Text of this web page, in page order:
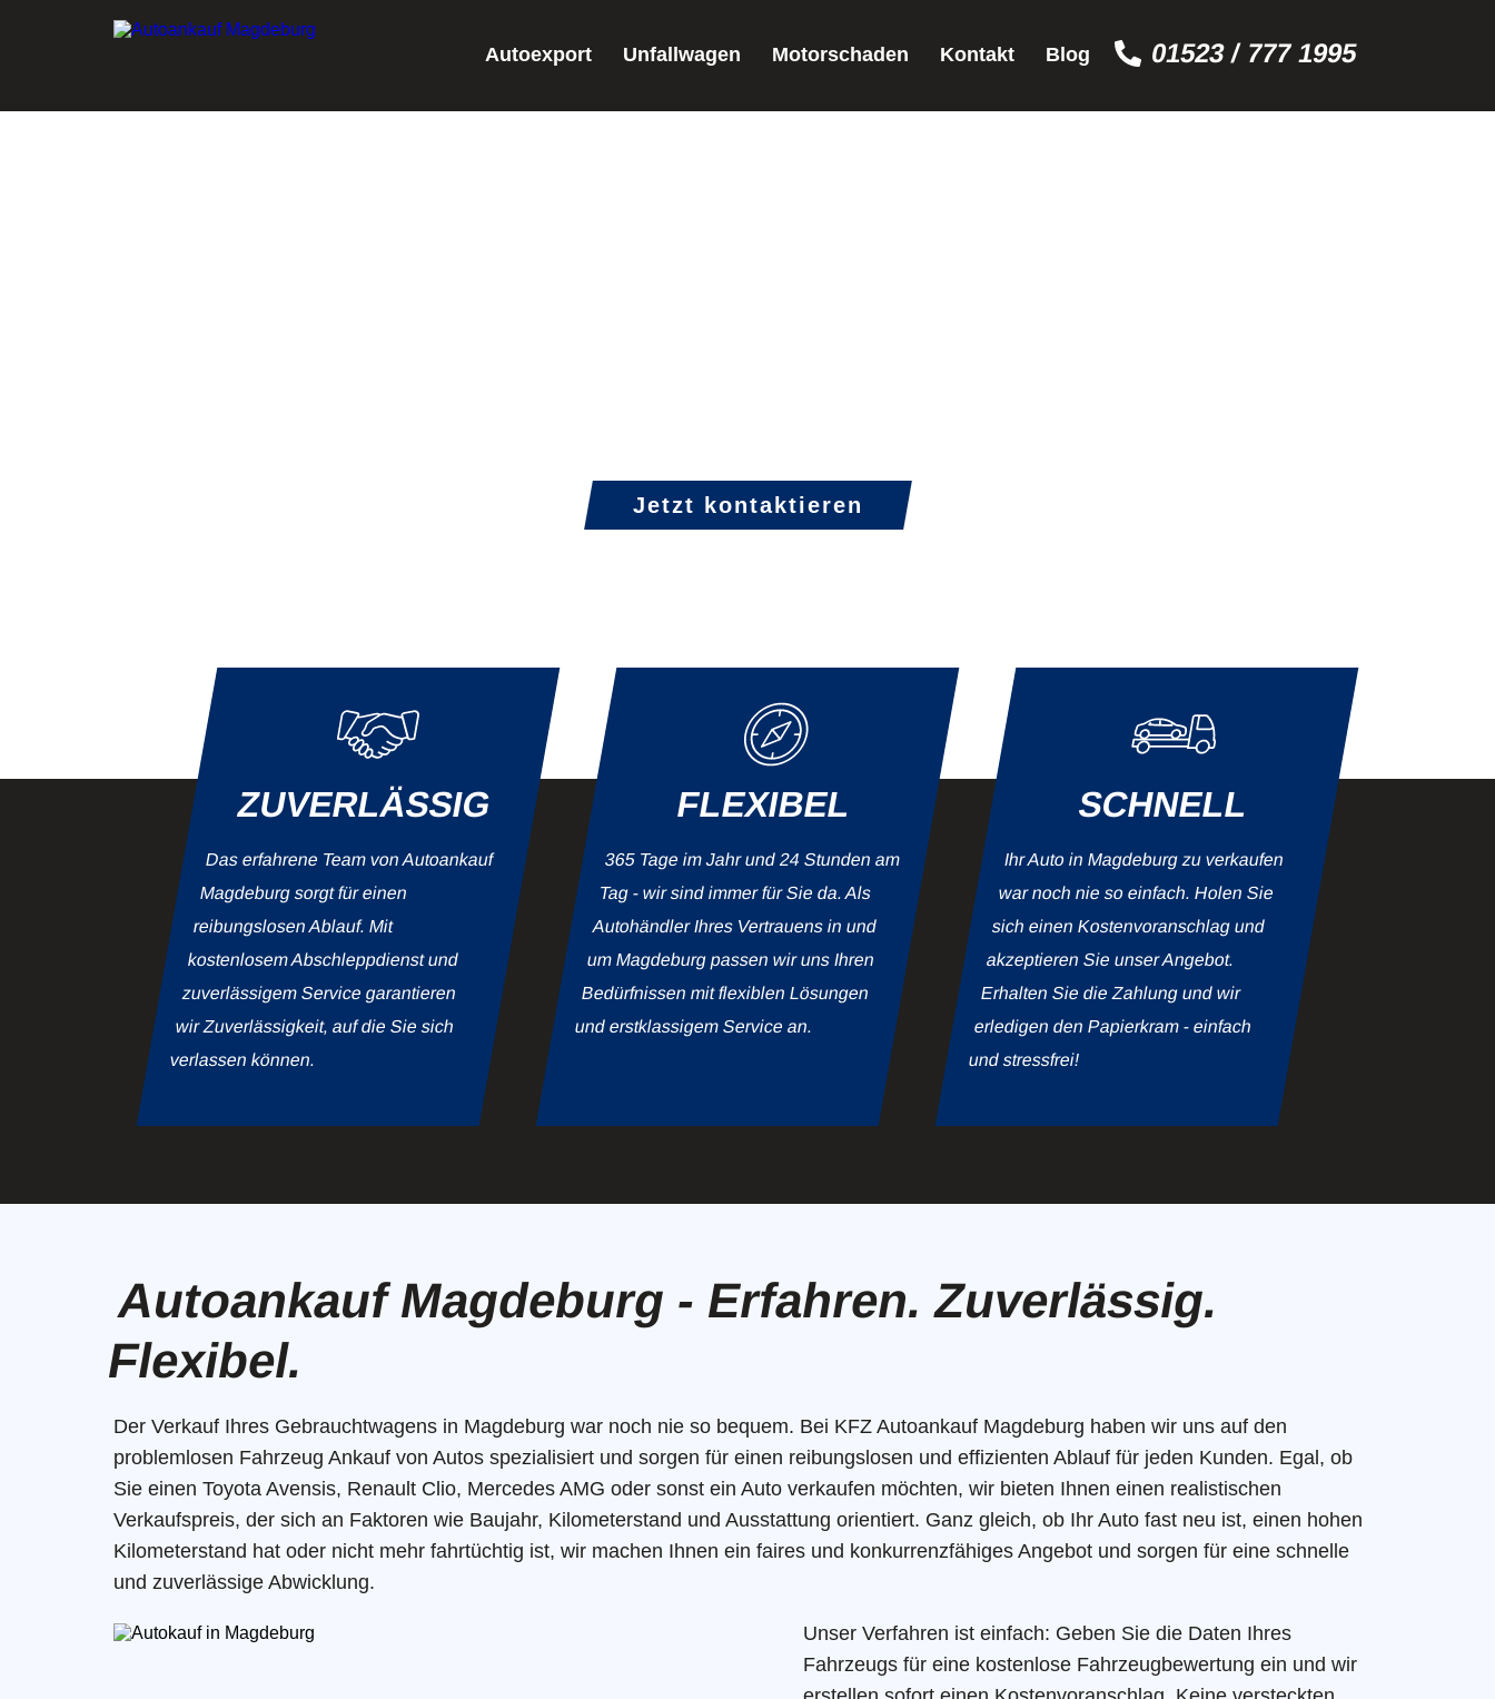
Autoexport Unfallwagen Motorschaden Kontakt Blog 01523 / 777 1995
Jetzt kontaktieren
ZUVERLÄSSIG
Das erfahrene Team von Autoankauf
Magdeburg sorgt für einen
reibungslosen Ablauf. Mit
kostenlosem Abschleppdienst und
zuverlässigem Service garantieren
wir Zuverlässigkeit, auf die Sie sich
verlassen können.
FLEXIBEL
365 Tage im Jahr und 24 Stunden am
Tag - wir sind immer für Sie da. Als
Autohändler Ihres Vertrauens in und
um Magdeburg passen wir uns Ihren
Bedürfnissen mit flexiblen Lösungen
und erstklassigem Service an.
SCHNELL
Ihr Auto in Magdeburg zu verkaufen
war noch nie so einfach. Holen Sie
sich einen Kosten­voranschlag und
akzeptieren Sie unser Angebot.
Erhalten Sie die Zahlung und wir
erledigen den Papierkram - einfach
und stressfrei!
Autoankauf Magdeburg - Erfahren. Zuverlässig.
Flexibel.
Der Verkauf Ihres Gebrauchtwagens in Magdeburg war noch nie so bequem. Bei KFZ Autoankauf Magdeburg haben wir uns auf den
problemlosen Fahrzeug Ankauf von Autos spezialisiert und sorgen für einen reibungslosen und effizienten Ablauf für jeden Kunden. Egal, ob
Sie einen Toyota Avensis, Renault Clio, Mercedes AMG oder sonst ein Auto verkaufen möchten, wir bieten Ihnen einen realistischen
Verkaufspreis, der sich an Faktoren wie Baujahr, Kilometerstand und Ausstattung orientiert. Ganz gleich, ob Ihr Auto fast neu ist, einen hohen
Kilometerstand hat oder nicht mehr fahrtüchtig ist, wir machen Ihnen ein faires und konkurrenzfähiges Angebot und sorgen für eine schnelle
und zuverlässige Abwicklung.
Unser Verfahren ist einfach: Geben Sie die Daten Ihres
Fahrzeugs für eine kostenlose Fahrzeugbewertung ein und wir